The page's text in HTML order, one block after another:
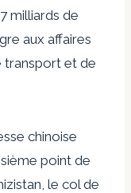
milliards de
aux affaires
transport et de
chinoise
point de
le col de